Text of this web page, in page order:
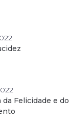
da Felicidade e do